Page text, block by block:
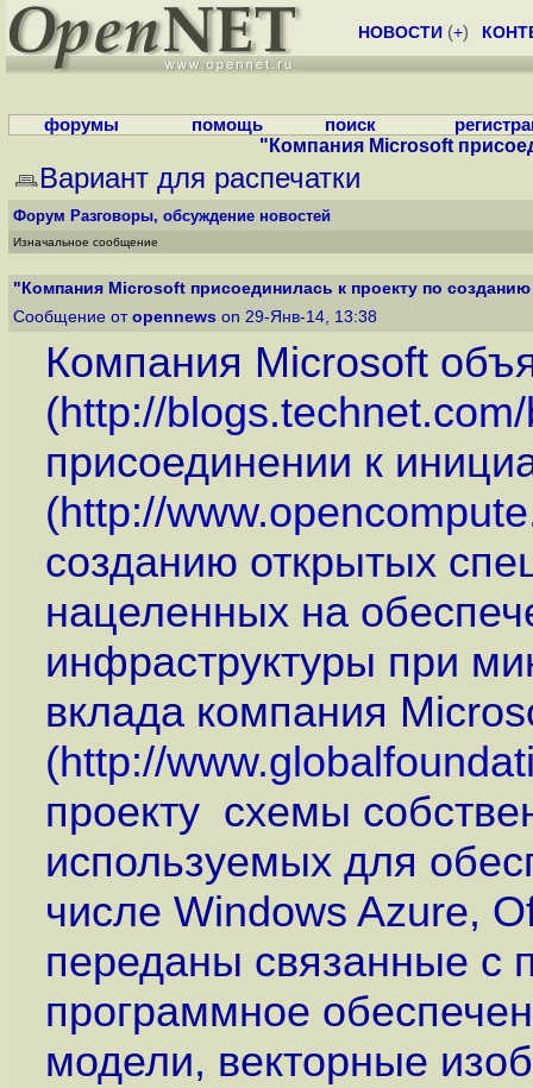
НОВОСТИ (+)
форумы помощь поиск
"Компания Microsoft
Вариант для распечатки
Форум Разговоры, обсуждение новостей
Изначальное сообщение
"Компания Microsoft присоединилась к проекту по
Сообщение от opennews on 29-Янв-14, 13:38
Компания Microsoft
(http://
присоединении к
(http://
созданию открытых
нацеленных на
инфраструктуры при
вклада компания
(http://
проекту схемы
используемых для
числе Windows Azure,
переданы связанные с
программное
модели, векторные